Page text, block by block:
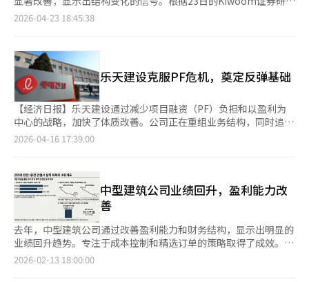
戏的相关损益分类为终止业务损益，并按持续经营标准进行业绩统
计。Kakao计划加快向AI中心平台的转型。随着行业内生成型AI和
普及的竞争。Kakao代表精神雅表示：“第一季度通过增强本源竞
争力实现了质的增长，这是令人鼓舞的。以现有业务的结构性增长
为基础，Kakao将开始向5000万用户使用的代理AI平台转
型。”※ 本报道经人工智能（AI）系统翻译与编辑。
韩元。基础设施部门将重点在铁路、港口和环境项目以及土地开发
项目上获取新订单。订单储备保持稳定，公司预计今年年底订单储
单储备包括首尔站北部站区开发项目和水西站换乘中心开发项目，
分别为1.6425万亿韩元和1.3536万亿韩元。GTX-C项目为4602亿
韩元，蔚山无格洞住宅开发项目为4240亿韩元，大田污水处理现
代化项目为2332亿韩元。大型综合开发项目被视为未来业绩的关
键。首尔站北部站区开发项目总投资约为3.1万亿韩元，其中韩华
的合同金额约为1.2万亿韩元。水西站换乘中心开发项目总投资约
为2.3万亿韩元，计划于2026年开工。此外，大田站区开发项目和
蚕室MICE项目也计划在2026年后开工。公司表示，未来业绩改善
开发7万户新城，目前正在等待伊拉克政府内阁会议批准后重启施
工。截至今年第一季度末，BNCP相关订单储备约为9.4万亿韩元。
※ 本报道经人工智能（AI）系统翻译与编辑。
主要成就包括ESS订单增加、电动车电池客户多元化和下一代技术
竞争力的提升。与德国梅赛德斯-奔驰签订多年供应合同，获得主
在“2026年国际电池展”上，三星SDI展示了用于物理AI的软包全
固态电池样品，并加快了下一代锂金属电池技术的开发，增强未来
增长基础。公司预计二季度后业绩将继续改善。电动车电池因欧洲
补贴增加和总拥有成本上升，需求有望回升；ESS则因美国AI数据
中心扩张带来的需求增加，将扩大本地生产和销售。三星SDI相关
人士表示：“预计二季度全球经营环境的不确定性将持续，我们将
不遗余力地执行各业务部门的应对策略，力争下半年实现季度盈
利。”※ 本报道经人工智能（AI）系统翻译与编辑。
究，东亚制药第一季度销售额为1863亿韩元，同比增加10%，但
率提高到6%。专用药品(ETC)部门的强劲增长推动了整体业绩，
预计同比增长约20%。其中，免疫疾病治疗药
物“Immuldoza”在竞争加剧和价格下调的情况下，第一季度销
售额达到约50亿韩元。然而，核心产品生长激素“Grotropin”的
增长放缓，同比仅增长0.4%，显示出停滞迹象。这与经济放缓和
竞争对手市场份额缩小有关。在新业务领域，数字医疗取得了显著
成果。心律失常诊断和心电图测量解决方案预计季度销售额约为15
亿韩元，未来增长潜力巨大。然而，Bacchus等普通药品的出口受
这是由于全球供应链不稳定和特定国家政治经济不确定性所致。成
本方面，研发管线重组和季节性因素使得成本下降，盈利能力改
善。东亚制药自去年第四季度起重组研发管线，专注于核心候选物
质，提高了效率。在代谢疾病领域，GPR119激动剂在全球临床2a
期中验证了有效性和安全性，未来有望扩展为肥胖治疗药物。此
外，5月欧洲肝脏学会（EASL）将公布基于GLP-1和胰高血糖素双
重机制的MASH治疗药物“DA-1726”的1期高剂量结果，可能重
新评估管线价值。Kiwoom证券研究员许惠敏表示：“尽管核心产
2026-04-23 18:45:38
乐天建设克服PF危机，奠定反弹基础
【经济日报】乐天建设通过减少项目融资（PF）负担和以盈利为
中心的战略，加快了体质改善。公司正在重组业务结构，同时追求
财务稳定和盈利能力。然而，部分财务指标和业务结构仍存在负担
司正在加强开发功能，通过选择性承接项目来控制风险。业绩方
面，盈利能力有所改善。去年销售额为7.9099万亿韩元，营业利润
为1054亿韩元，显示出恢复趋势。成本率降至92%左右，减少高
成本业务比例和加强内部风险管理是关键因素。财务稳定性指标也
有所改善。负债率从2024年的196%降至去年的186.7%，流动比
率上升至120%。然而，整体财务结构尚未完全稳定，借款依赖度
上升至28%，利息保障比率从97%降至64%。或有债务担保规模
从2022年底的6.8万亿韩元减少到3万亿韩元出头。PF风险减少，
2026-04-16 17:39:00
中型建筑公司业绩回升，盈利能力改
善
去年，中型建筑公司通过改善盈利能力和财务结构，显示出明显的
业绩回升趋势。专注于成本控制和精选订单的策略取得了成效。根
据金融监督院的电子公告系统，东部建设去年实现营业利润606亿
2026-02-13 18:00:00